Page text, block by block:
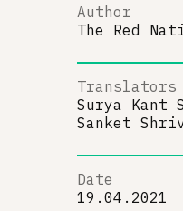
Author
The Red
Translators
Surya Kant
Sanket
Date
19.04.2021